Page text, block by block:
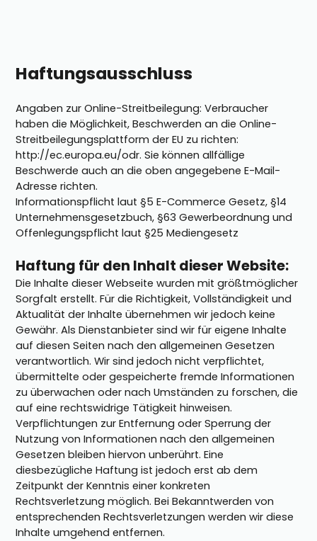
Haftungsausschluss
Angaben zur Online-Streitbeilegung: Verbraucher
haben die Möglichkeit, Beschwerden an die Online-
Streitbeilegungsplattform der EU zu richten:
http://ec.europa.eu/odr. Sie können allfällige
Beschwerde auch an die oben angegebene E-Mail-
Adresse richten.
Informationspflicht laut §5 E-Commerce Gesetz, §14
Unternehmensgesetzbuch, §63 Gewerbeordnung und
Offenlegungspflicht laut §25 Mediengesetz
Haftung für den Inhalt dieser Website:
Die Inhalte dieser Webseite wurden mit größtmöglicher
Sorgfalt erstellt. Für die Richtigkeit, Vollständigkeit und
Aktualität der Inhalte übernehmen wir jedoch keine
Gewähr. Als Dienstanbieter sind wir für eigene Inhalte
auf diesen Seiten nach den allgemeinen Gesetzen
verantwortlich. Wir sind jedoch nicht verpflichtet,
übermittelte oder gespeicherte fremde Informationen
zu überwachen oder nach Umständen zu forschen, die
auf eine rechtswidrige Tätigkeit hinweisen.
Verpflichtungen zur Entfernung oder Sperrung der
Nutzung von Informationen nach den allgemeinen
Gesetzen bleiben hiervon unberührt. Eine
diesbezügliche Haftung ist jedoch erst ab dem
Zeitpunkt der Kenntnis einer konkreten
Rechtsverletzung möglich. Bei Bekanntwerden von
entsprechenden Rechtsverletzungen werden wir diese
Inhalte umgehend entfernen.